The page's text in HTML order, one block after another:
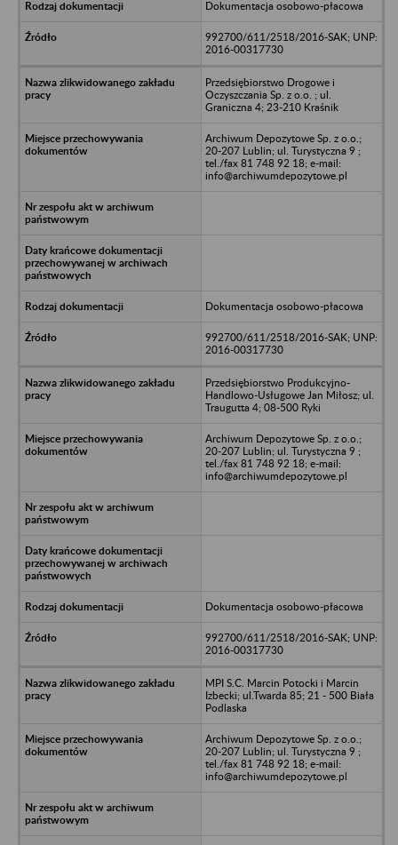
Dokumentacja osobowo-płacowa
992700/611/2518/2016-SAK; UNP:
2016-00317730
Przedsiębiorstwo Drogowe i
Oczyszczania Sp. z o.o. ; ul.
Graniczna 4; 23-210 Kraśnik
Archiwum Depozytowe Sp. z o.o.;
20-207 Lublin; ul. Turystyczna 9 ;
tel./fax 81 748 92 18; e-mail:
info@archiwumdepozytowe.pl
Dokumentacja osobowo-płacowa
992700/611/2518/2016-SAK; UNP:
2016-00317730
Przedsiębiorstwo Produkcyjno-
Handlowo-Usługowe Jan Miłosz; ul.
Traugutta 4; 08-500 Ryki
Archiwum Depozytowe Sp. z o.o.;
20-207 Lublin; ul. Turystyczna 9 ;
tel./fax 81 748 92 18; e-mail:
info@archiwumdepozytowe.pl
Dokumentacja osobowo-płacowa
992700/611/2518/2016-SAK; UNP:
2016-00317730
MPI S.C. Marcin Potocki i Marcin
Izbecki; ul.Twarda 85; 21 - 500 Biała
Podlaska
Archiwum Depozytowe Sp. z o.o.;
20-207 Lublin; ul. Turystyczna 9 ;
tel./fax 81 748 92 18; e-mail:
info@archiwumdepozytowe.pl